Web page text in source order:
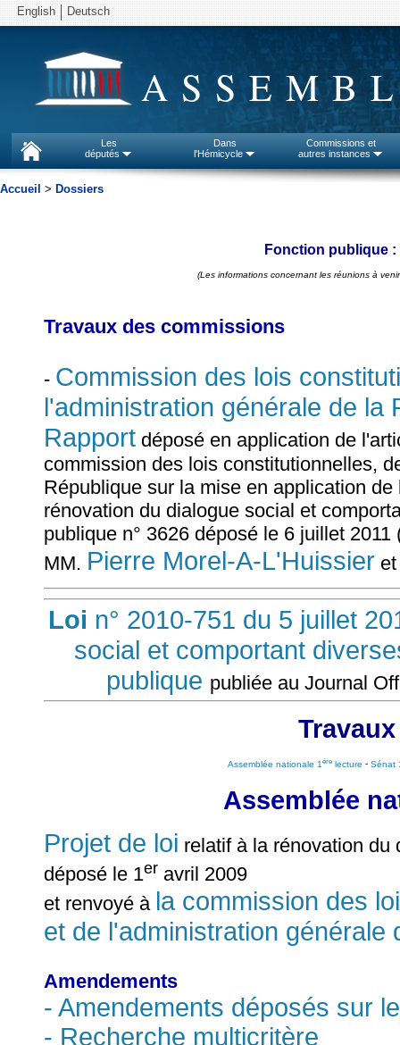
English Deutsch
Les
députés
Dans
l'Hémicycle
Commissions et
autres instances
Accueil > Dossiers
Fonction publique
(Les informations concernant les réunions à
Travaux des commissions
- Commission des lois
l'administration générale de la
Rapport déposé en application de
commission des lois constitutionnelles,
République sur la mise en application
rénovation du dialogue social et
publique n° 3626 déposé le 6 juillet
MM. Pierre Morel-A-L'Huissier
Loi n° 2010-751 du 5 juillet
social et comportant
publique publiée au Journal
Assemblée nationale 1ère lecture -Sénat
Assemblée
Projet de loi relatif à la rénovation du
déposé le 1er avril 2009
et renvoyé à la commission des
et de l'administration générale
Amendements
- Amendements déposés sur
- Recherche multicritère